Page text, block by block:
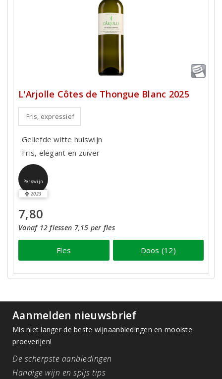
L'Arjolle Côtes de Thongue Blanc 2025
Fris, expressief
Geliefde witte huiswijn
Fris, elegant en zuiver
Perswijn
2023
7,80
Vanaf 12 flessen 7,15 per fles
Fles Doos (12)
Aanmelden nieuwsbrief
Mis niet langer de beste wijnaanbiedingen en mooiste
proeverijen!
De scherpste aanbiedingen
Handige wijn en spijs tips